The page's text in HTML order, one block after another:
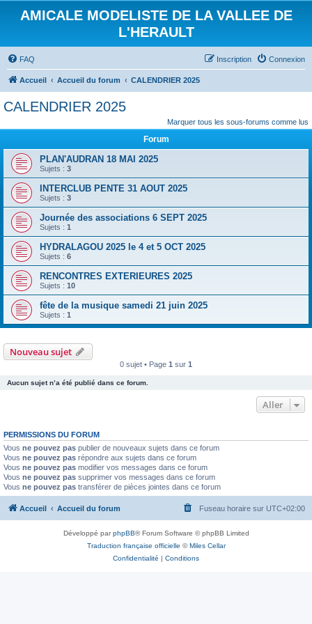
AMICALE MODELISTE DE LA VALLEE DE
L'HERAULT
FAQ Connexion
Inscription
Accueil Accueil du forum CALENDRIER 2025
CALENDRIER 2025
Marquer tous les sous-forums comme lus
Forum
PLAN'AUDRAN 18 MAI 2025
Sujets : 3
INTERCLUB PENTE 31 AOUT 2025
Sujets : 3
Journée des associations 6 SEPT 2025
Sujets : 1
HYDRALAGOU 2025 le 4 et 5 OCT 2025
Sujets : 6
RENCONTRES EXTERIEURES 2025
Sujets : 10
fête de la musique samedi 21 juin 2025
Sujets : 1
Nouveau sujet
0 sujet • Page 1 sur 1
Aucun sujet n’a été publié dans ce forum.
Aller
PERMISSIONS DU FORUM
Vous ne pouvez pas publier de nouveaux sujets dans ce forum
Vous ne pouvez pas répondre aux sujets dans ce forum
Vous ne pouvez pas modifier vos messages dans ce forum
Vous ne pouvez pas supprimer vos messages dans ce forum
Vous ne pouvez pas transférer de pièces jointes dans ce forum
Accueil Accueil du forum Fuseau horaire sur UTC+02:00
Développé parphpBB® Forum Software © phpBB Limited
Traduction française officielle ©Miles Cellar
Confidentialité | Conditions